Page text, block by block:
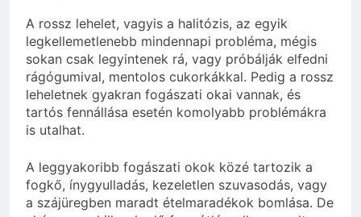
A rossz lehelet, vagyis a halitózis, az egyik
legkellemetlenebb mindennapi probléma, mégis
sokan csak legyintenek rá, vagy próbálják elfedni
rágógumival, mentolos cukorkákkal. Pedig a rossz
leheletnek gyakran fogászati okai vannak, és
tartós fennállása esetén komolyabb problémákra
is utalhat.
A leggyakoribb fogászati okok közé tartozik a
fogkő, ínygyulladás, kezeletlen szuvasodás, vagy
a szájüregben maradt ételmaradékok bomlása. De